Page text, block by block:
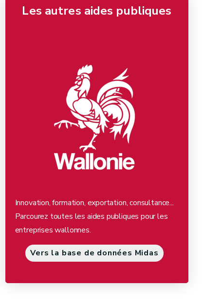
Les autres aides publiques
Innovation, formation, exportation, consultance...
Parcourez toutes les aides publiques pour les
entreprises wallonnes.
Vers la base de données Midas